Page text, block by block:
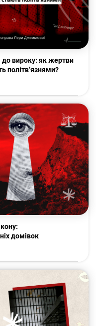
до вироку: як жертви
політв’язнями?
домівок